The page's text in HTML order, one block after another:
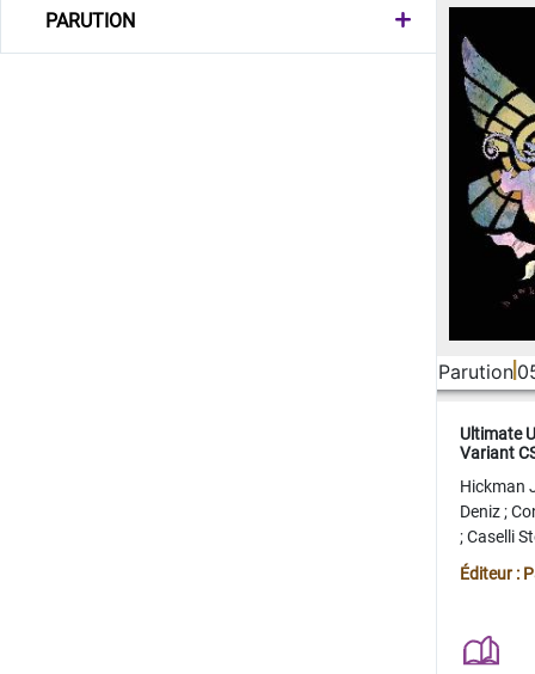
PARUTION
Parution
Ultimate
Variant
Hickman
Deniz;
;Caselli
Juan
Éditeur :